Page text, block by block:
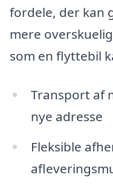
fordele, der kan
mere
som en flyttebil
Transport af
nye adresse
Fleksible